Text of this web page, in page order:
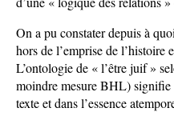
On a pu constater depuis à
hors de l’emprise de l’histoire
L’ontologie de « l’être juif »
moindre mesure BHL) signifie
texte et dans l’essence